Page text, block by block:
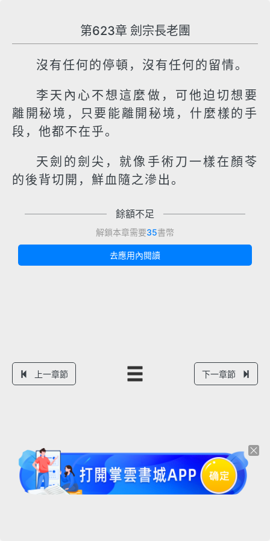
第623章 劍宗長老團
沒有任何的停頓，沒有任何的留情。
李天內心不想這麼做，可他迫切想要
離開秘境，只要能離開秘境，什麼樣的手
段，他都不在乎。
天劍的劍尖，就像手術刀一樣在顏苓
的後背切開，鮮血隨之滲出。
餘額不足
解鎖本章需要35書幣
去應用內閱讀
上一章節 下一章節